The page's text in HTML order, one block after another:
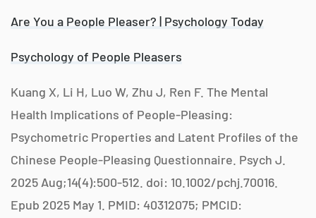
Are You a People Pleaser? | Psychology Today
Psychology of People Pleasers
Kuang X, Li H, Luo W, Zhu J, Ren F. The Mental
Health Implications of People-Pleasing:
Psychometric Properties and Latent Profiles of the
Chinese People-Pleasing Questionnaire. Psych J.
2025 Aug;14(4):500-512. doi: 10.1002/pchj.70016.
Epub 2025 May 1. PMID: 40312075; PMCID: